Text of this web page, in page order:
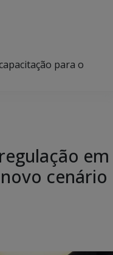
para o
em
cenário